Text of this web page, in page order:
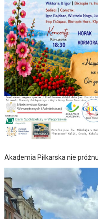
Akademia Piłkarska nie